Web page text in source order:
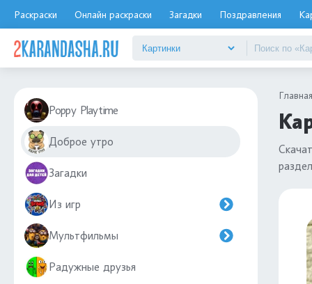
Раскраски Онлайн раскраски Загадки Поздравления
Poppy Playtime
Доброе утро
Загадки
Из игр
Мультфильмы
Радужные друзья
Главная